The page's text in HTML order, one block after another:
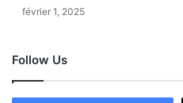
février 1, 2025
Follow Us